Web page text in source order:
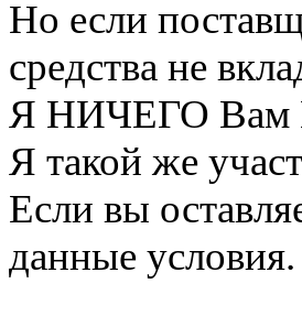
Но если
средства не
Я НИЧЕГО Вам
Я такой же
Если вы
данные условия.